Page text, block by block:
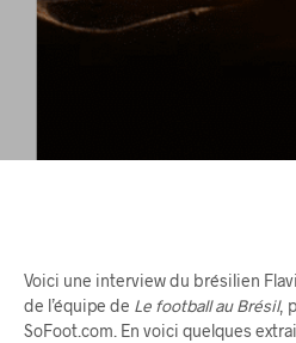
Voici une interview du brésilien
de l’équipe de Le football au Brésil,
SoFoot.com. En voici quelques